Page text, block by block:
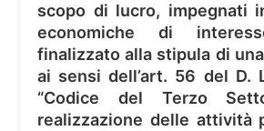
scopo di lucro, impegnati
economiche di
finalizzato alla stipula di
ai sensi dell’art. 56 del D.
“Codice del Terzo
realizzazione delle attività